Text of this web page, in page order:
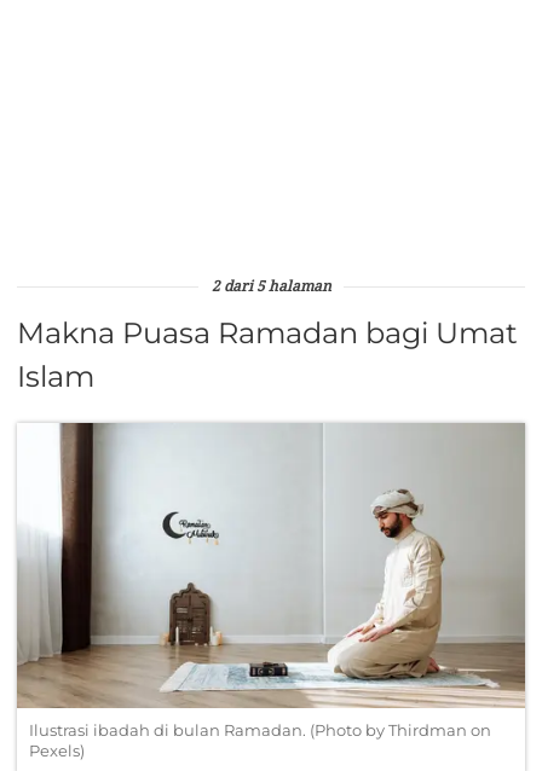
2 dari 5 halaman
Makna Puasa Ramadan bagi Umat
Islam
Ilustrasi ibadah di bulan Ramadan. (Photo by Thirdman on
Pexels)